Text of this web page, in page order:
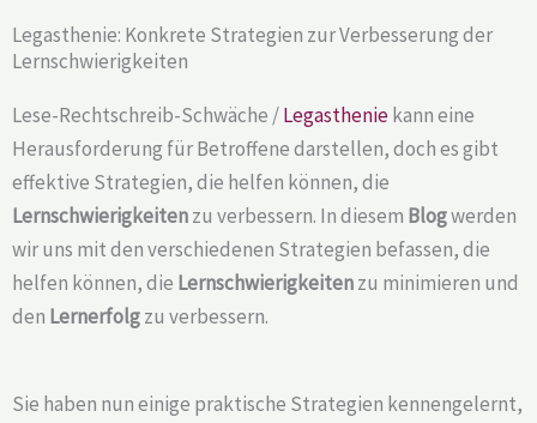
Legasthenie: Konkrete Strategien zur Verbesserung der
Lernschwierigkeiten
Lese-Rechtschreib-Schwäche /Legastheniekann eine
Herausforderung für Betroffene darstellen, doch es gibt
effektive Strategien, die helfen können, die
Lernschwierigkeitenzu verbessern. In diesem Blogwerden
wir uns mit den verschiedenen Strategien befassen, die
helfen können, die Lernschwierigkeitenzu minimieren und
den Lernerfolgzu verbessern.
Sie haben nun einige praktische Strategien kennengelernt,